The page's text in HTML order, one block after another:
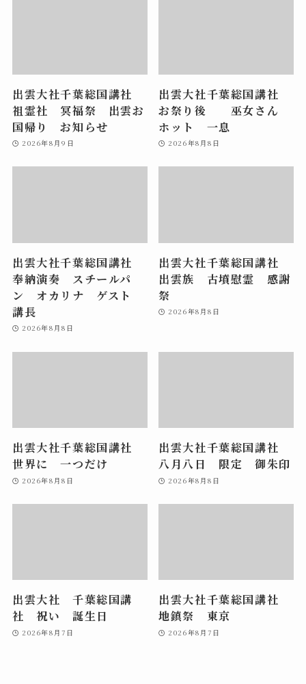
出雲大社千葉総国講社
祖霊社 冥福祭 出雲お
国帰り お知らせ
2026年8月9日
出雲大社千葉総国講社
お祭り後 巫女さん
ホット 一息
2026年8月8日
出雲大社千葉総国講社
奉納演奏 スチールパ
ン オカリナ ゲスト
講長
2026年8月8日
出雲大社千葉総国講社
出雲族 古墳慰霊 感謝
祭
2026年8月8日
出雲大社千葉総国講社
世界に 一つだけ
2026年8月8日
出雲大社千葉総国講社
八月八日 限定 御朱印
2026年8月8日
出雲大社 千葉総国講
社 祝い 誕生日
2026年8月7日
出雲大社千葉総国講社
地鎮祭 東京
2026年8月7日